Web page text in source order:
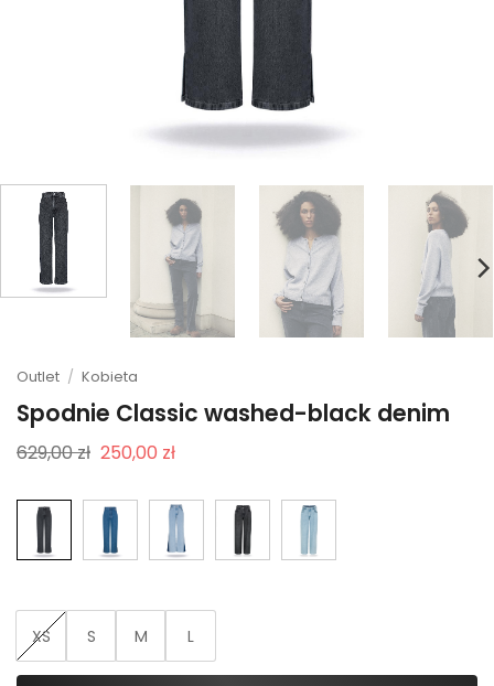
Outlet / Kobieta
Spodnie Classic washed-black denim
629,00zł Pierwotna
cena
629,00 zł.
250,00 złAktualna
250,00 zł.
XS S M L